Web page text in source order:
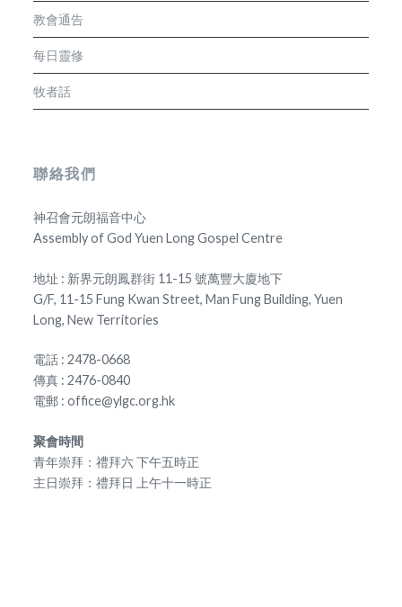
教會通告
每日靈修
牧者話
聯絡我們
神召會元朗福音中心
Assembly of God Yuen Long Gospel Centre
地址 : 新界元朗鳳群街 11-15 號萬豐大廈地下
G/F, 11-15 Fung Kwan Street, Man Fung Building, Yuen
Long, New Territories
電話 : 2478-0668
傳真 : 2476-0840
電郵 : office@ylgc.org.hk
聚會時間
青年崇拜：禮拜六 下午五時正
主日崇拜：禮拜日 上午十一時正